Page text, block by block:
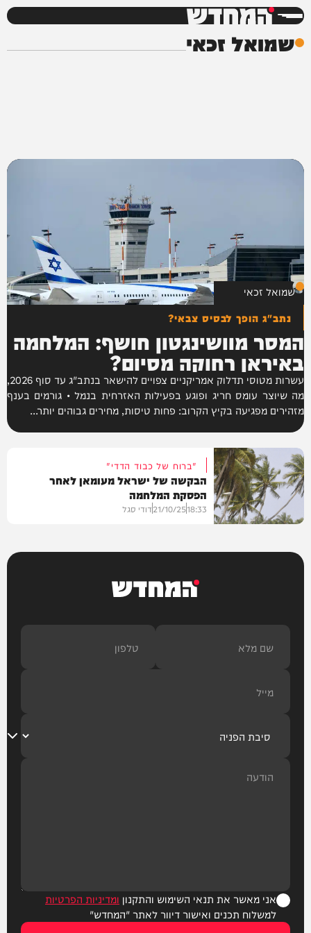
המחדש
שמואל זכאי
שמואל זכאי
נתב"ג הופך לבסיס צבאי?
המסר מוושינגטון חושף: המלחמה
באיראן רחוקה מסיום?
עשרות מטוסי תדלוק אמריקניים צפויים להישאר בנתב"ג עד סוף 2026,
מה שיוצר עומס חריג ופוגע בפעילות האזרחית בנמל • גורמים בענף
מזהירים מפגיעה בקיץ הקרוב: פחות טיסות, מחירים גבוהים יותר...
"ברוח של כבוד הדדי"
הבקשה של ישראל מעומאן לאחר
הפסקת המלחמה
18:33
21/10/25דודי סגל
המחדש
אני מאשר את תנאי השימוש והתקנון ומדיניות הפרטיות
למשלוח תכנים ואישור דיוור לאתר "המחדש"